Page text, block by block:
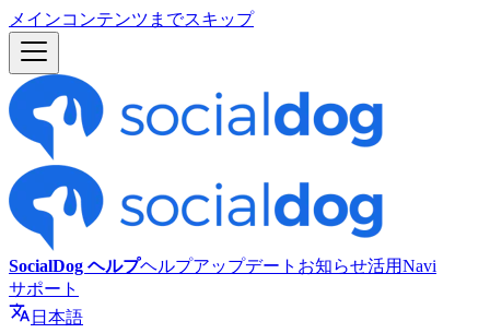
メインコンテンツまでスキップ
SocialDog ヘルプヘルプアップデート お知らせ活用Navi
サポート
日本語